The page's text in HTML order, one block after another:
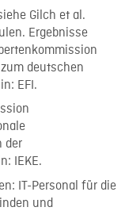
Gilch et al.
Ergebnisse
deutschen
EFI.
der
IEKE.
IT-Personal für die
und